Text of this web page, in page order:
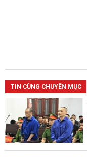
TIN CÙNG CHUYÊN MỤC